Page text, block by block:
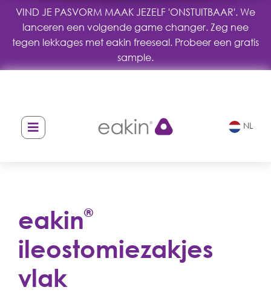
VIND JE PASVORM MAAK JEZELF 'ONSTUITBAAR'. We
lanceren een volgende game changer. Zeg nee
tegen lekkages met eakin freeseal. Probeer een gratis
sample.
NL
eakin®
ileostomiezakjes
vlak